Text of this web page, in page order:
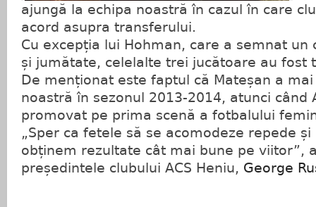
ajungă la echipa noastră în cazul în care
acord asupra transferului.
Cu excepția lui Hohman, care a semnat un
și jumătate, celelalte trei jucătoare au fost
De menționat este faptul că Mateșan a
noastră în sezonul 2013-2014, atunci când
promovat pe prima scenă a fotbalului
„Sper ca fetele să se acomodeze repede
obținem rezultate cât mai bune pe viitor”,
președintele clubului ACS Heniu, George